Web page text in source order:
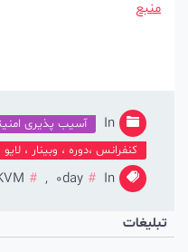
In آسیب پذیری امنیتی
کنفرانس ،دوره ، وبینار ، لایو ، CTF
In
0day
,
KVM
,